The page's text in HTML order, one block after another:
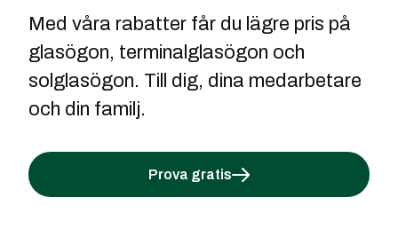
Med våra rabatter får du lägre pris på
glasögon, terminalglasögon och
solglasögon. Till dig, dina medarbetare
och din familj.
Prova gratis